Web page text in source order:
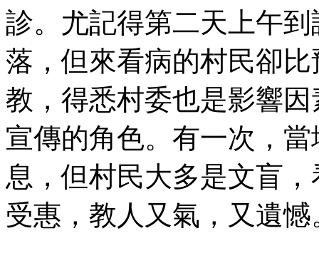
診。尤記得第二天上午
落，但來看病的村民卻
教，得悉村委也是影響
宣傳的角色。有一次，
息，但村民大多是文盲
受惠，教人又氣，又遺憾